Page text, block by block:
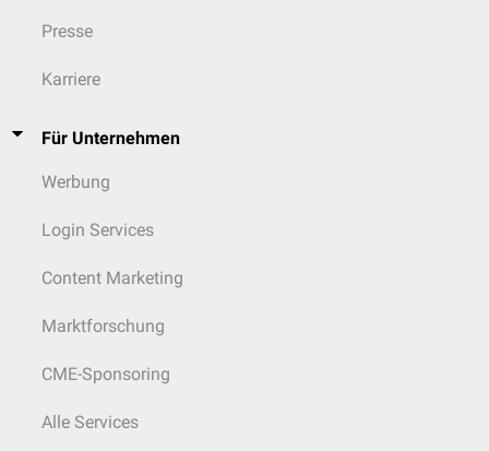
Presse
Karriere
Für Unternehmen
Werbung
Login Services
Content Marketing
Marktforschung
CME-Sponsoring
Alle Services